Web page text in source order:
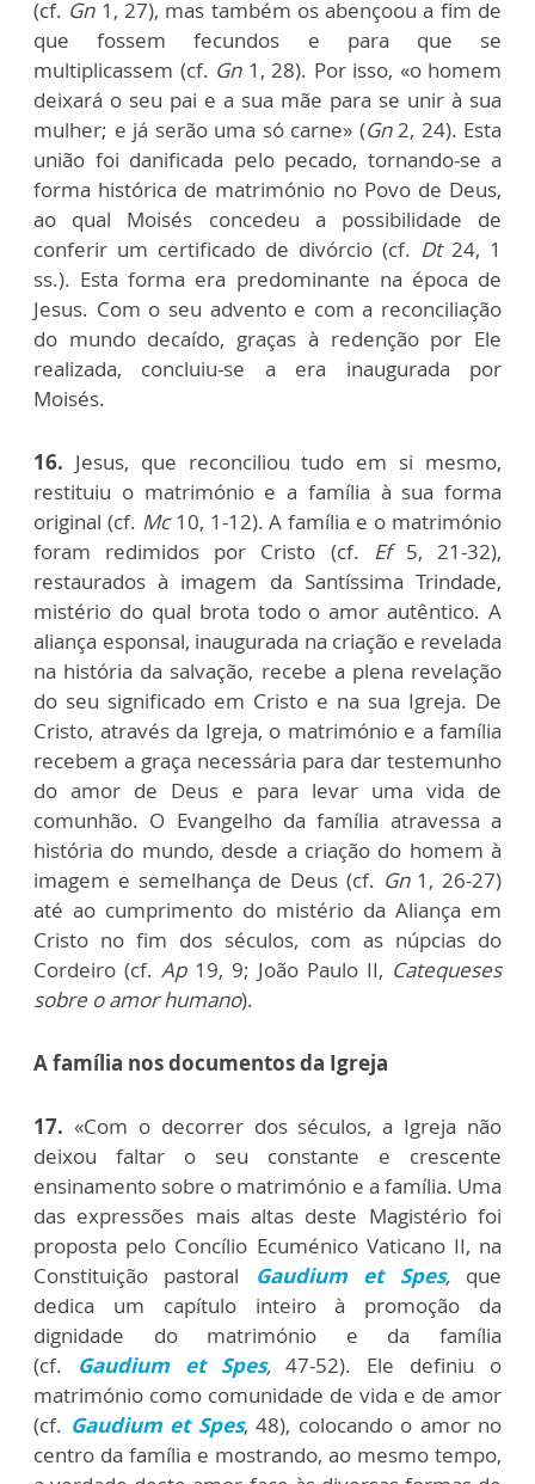
(cf. Gn 1, 27), mas também os abençoou a fim de
que fossem fecundos e para que se
multiplicassem (cf. Gn 1, 28). Por isso, «o homem
deixará o seu pai e a sua mãe para se unir à sua
mulher; e já serão uma só carne» (Gn 2, 24). Esta
união foi danificada pelo pecado, tornando-se a
forma histórica de matrimónio no Povo de Deus,
ao qual Moisés concedeu a possibilidade de
conferir um certificado de divórcio (cf. Dt 24, 1
ss.). Esta forma era predominante na época de
Jesus. Com o seu advento e com a reconciliação
do mundo decaído, graças à redenção por Ele
realizada, concluiu-se a era inaugurada por
Moisés.
16. Jesus, que reconciliou tudo em si mesmo,
restituiu o matrimónio e a família à sua forma
original (cf. Mc 10, 1-12). A família e o matrimónio
foram redimidos por Cristo (cf.
Ef 5, 21-32),
restaurados à imagem da Santíssima Trindade,
mistério do qual brota todo o amor autêntico. A
aliança esponsal, inaugurada na criação e revelada
na história da salvação, recebe a plena revelação
do seu significado em Cristo e na sua Igreja. De
Cristo, através da Igreja, o matrimónio e a família
recebem a graça necessária para dar testemunho
do amor de Deus e para levar uma vida de
comunhão. O Evangelho da família atravessa a
história do mundo, desde a criação do homem à
imagem e semelhança de Deus (cf. Gn 1, 26-27)
até ao cumprimento do mistério da Aliança em
Cristo no fim dos séculos, com as núpcias do
Cordeiro (cf. Ap 19, 9; João Paulo II, Catequeses
sobre o amor humano).
A família nos documentos da Igreja
17. «Com o decorrer dos séculos, a Igreja não
deixou faltar o seu constante e crescente
ensinamento sobre o matrimónio e a família. Uma
das expressões mais altas deste Magistério foi
proposta pelo Concílio Ecuménico Vaticano II, na
Constituição pastoral
Gaudium et Spes,
que
dedica um capítulo inteiro à promoção da
dignidade do matrimónio e da família
(cf.
Gaudium et Spes, 47-52). Ele definiu o
matrimónio como comunidade de vida e de amor
(cf. Gaudium et Spes, 48), colocando o amor no
centro da família e mostrando, ao mesmo tempo,